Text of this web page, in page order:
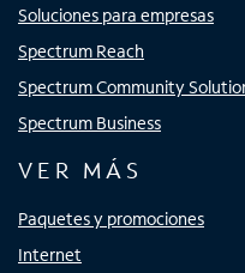
Soluciones para empresas
Spectrum Reach
Spectrum Community
Spectrum Business
VER MÁS
Paquetes y promociones
Internet